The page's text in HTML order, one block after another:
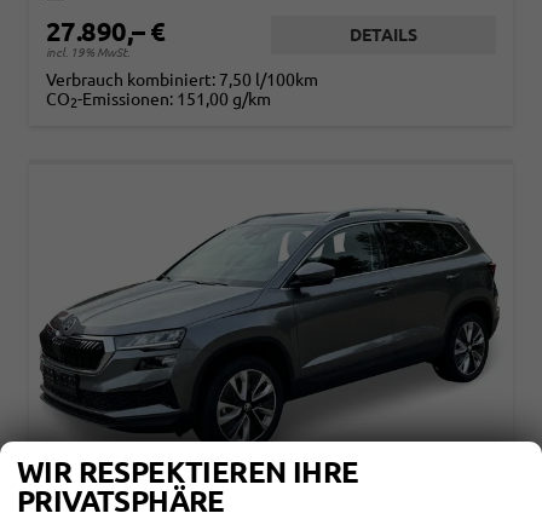
27.890,– €
incl. 19% MwSt.
DETAILS
Verbrauch kombiniert: 7,50 l/100km
CO2-Emissionen: 151,00 g/km
WIR RESPEKTIEREN IHRE
PRIVATSPHÄRE